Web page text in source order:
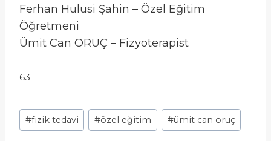
Ferhan Hulusi Şahin – Özel Eğitim
Öğretmeni
Ümit Can ORUÇ – Fizyoterapist
63
Post
Tags:
#fizik tedavi #özel eğitim #ümit can oruç